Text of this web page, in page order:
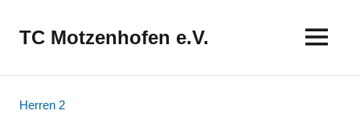
InhaltTC Motzenhofen e.V.
Herren 2